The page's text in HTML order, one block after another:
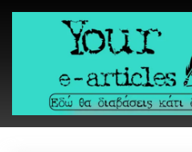
Skip
Your e-articles
Εδώ θα διαβάσεις κάτι